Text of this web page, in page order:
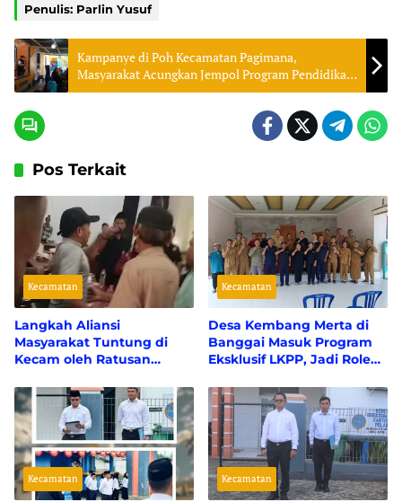
Penulis: Parlin Yusuf
Kampanye di Poh Kecamatan Pagimana,
Masyarakat Acungkan Jempol Program Pendidikan
dan Kesehatan Gratis ATFM
Pos Terkait
Kecamatan
Langkah Aliansi
Masyarakat Tuntung di
Kecam oleh Ratusan
Kecamatan
Desa Kembang Merta di
Banggai Masuk Program
Eksklusif LKPP, Jadi Role
Desa se-Indonesia
Kecamatan Kecamatan